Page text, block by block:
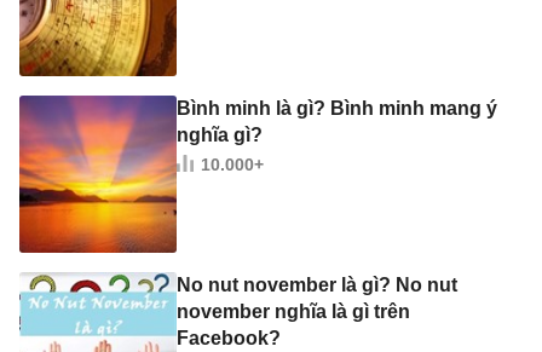
Bình minh là gì? Bình minh mang ý
nghĩa gì?
10.000+
No nut november là gì? No nut
november nghĩa là gì trên
Facebook?